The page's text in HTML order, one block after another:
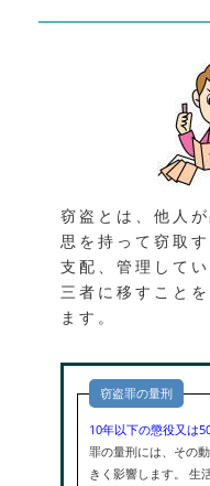
窃盗とは、他人
思を持って窃取
支配、管理して
三者に移すこと
ます。
窃盗罪の量刑
10年以下の懲役又は
罪の量刑には、その
きく影響します。 生